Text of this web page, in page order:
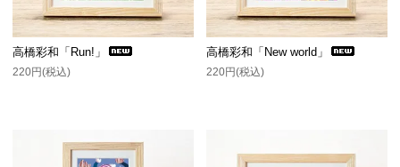
高橋彩和「Run!」
220円(税込)
高橋彩和「New world」
220円(税込)